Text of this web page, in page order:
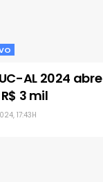
AL 2024
3 mil
17:43H